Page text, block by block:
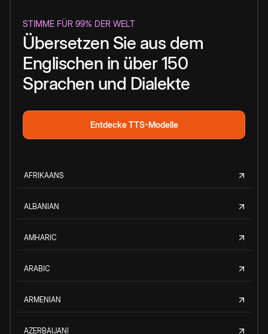
STIMME FÜR 99% DER WELT
Übersetzen Sie aus dem
Englischen in über 150
Sprachen und Dialekte
Entdecke TTS-Modelle
AFRIKAANS
ALBANIAN
AMHARIC
ARABIC
ARMENIAN
AZERBAIJANI